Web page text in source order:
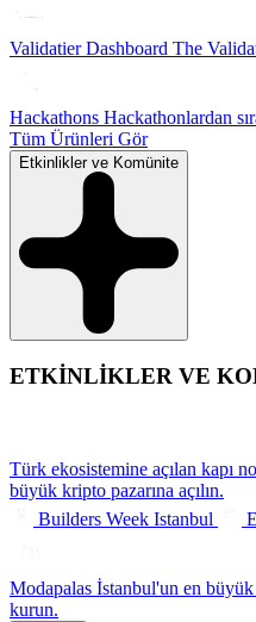
Validatier Dashboard The
Hackathons Hackathonlardan
Tüm Ürünleri Gör
Etkinlikler ve Komünite
ETKİNLİKLER VE
Türk ekosistemine açılan kapı
büyük kripto pazarına açılın.
Builders Week Istanbul
Modapalas İstanbul'un en
kurun.